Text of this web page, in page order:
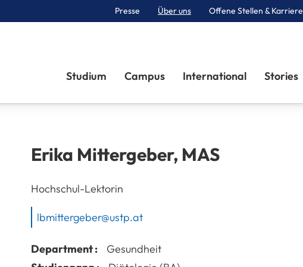
Presse Über uns Offene Stellen & Karriere
Studium Campus International Stories
Erika Mittergeber, MAS
Hochschul-Lektorin
lbmittergeber@ustp.at
Department :
Gesundheit